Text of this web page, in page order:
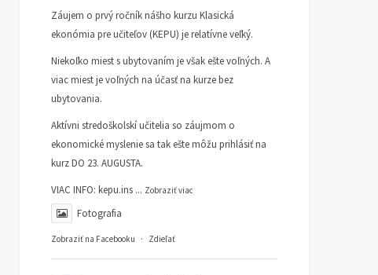
Záujem o prvý ročník nášho kurzu Klasická
ekonómia pre učiteľov (KEPU) je relatívne veľký.
Niekoľko miest s ubytovaním je však ešte voľných. A
viac miest je voľných na účasť na kurze bez
ubytovania.
Aktívni stredoškolskí učitelia so záujmom o
ekonomické myslenie sa tak ešte môžu prihlásiť na
kurz DO 23. AUGUSTA.
VIAC INFO: kepu.ins ... Zobraziť viac
Fotografia
Zobraziť na Facebooku · Zdieľať